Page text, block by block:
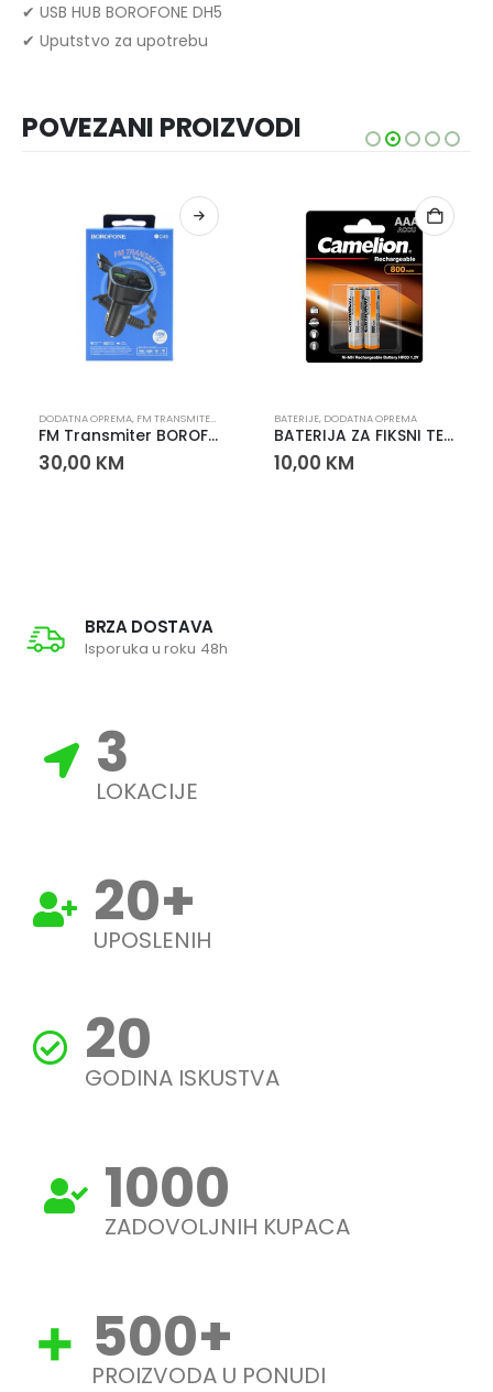
✔ USB HUB BOROFONE DH5
✔ Uputstvo za upotrebu
POVEZANI PROIZVODI
DODATNA OPREMA, FM TRANSMITERI
FM Transmiter BOROFONE BC45
30,00 KM
BATERIJE, DODATNA OPREMA
BATERIJA ZA FIKSNI TELEFON 900 mAh
10,00 KM
BRZA DOSTAVA
Isporuka u roku 48h
3
LOKACIJE
20+
UPOSLENIH
20
GODINA ISKUSTVA
1000
ZADOVOLJNIH KUPACA
500+
PROIZVODA U PONUDI